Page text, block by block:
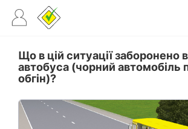
Що в цій ситуації заборонено
автобуса (чорний автомобіль
обгін)?